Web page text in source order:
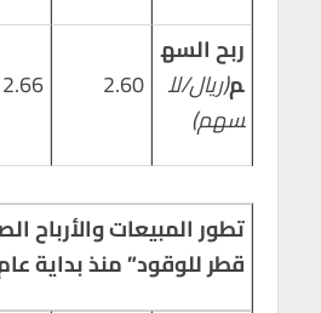
ربح السه
م(ريال/لل
سهم)
2.60
2.66
تطور المبيعات والأرباح
قطر للوقود” منذ بداية عام